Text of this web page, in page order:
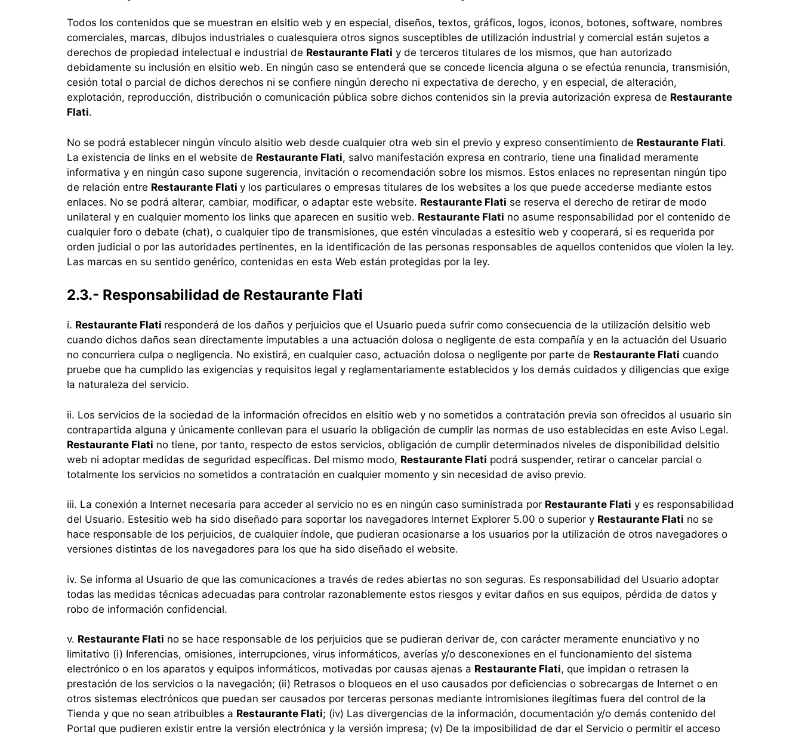
Todos los contenidos que se muestran en elsitio web y en especial, diseños, textos, gráficos, logos, iconos, botones, software, nombres
comerciales, marcas, dibujos industriales o cualesquiera otros signos susceptibles de utilización industrial y comercial están sujetos a
derechos de propiedad intelectual e industrial de Restaurante Flati y de terceros titulares de los mismos, que han autorizado
debidamente su inclusión en elsitio web. En ningún caso se entenderá que se concede licencia alguna o se efectúa renuncia, transmisión,
cesión total o parcial de dichos derechos ni se confiere ningún derecho ni expectativa de derecho, y en especial, de alteración,
explotación, reproducción, distribución o comunicación pública sobre dichos contenidos sin la previa autorización expresa de Restaurante
Flati.
No se podrá establecer ningún vínculo alsitio web desde cualquier otra web sin el previo y expreso consentimiento de Restaurante Flati.
La existencia de links en el website de Restaurante Flati, salvo manifestación expresa en contrario, tiene una finalidad meramente
informativa y en ningún caso supone sugerencia, invitación o recomendación sobre los mismos. Estos enlaces no representan ningún tipo
de relación entre Restaurante Flati y los particulares o empresas titulares de los websites a los que puede accederse mediante estos
enlaces. No se podrá alterar, cambiar, modificar, o adaptar este website. Restaurante Flati se reserva el derecho de retirar de modo
unilateral y en cualquier momento los links que aparecen en susitio web. Restaurante Flati no asume responsabilidad por el contenido de
cualquier foro o debate (chat), o cualquier tipo de transmisiones, que estén vinculadas a estesitio web y cooperará, si es requerida por
orden judicial o por las autoridades pertinentes, en la identificación de las personas responsables de aquellos contenidos que violen la ley.
Las marcas en su sentido genérico, contenidas en esta Web están protegidas por la ley.
2.3.- Responsabilidad de Restaurante Flati
i. Restaurante Flati responderá de los daños y perjuicios que el Usuario pueda sufrir como consecuencia de la utilización delsitio web
cuando dichos daños sean directamente imputables a una actuación dolosa o negligente de esta compañía y en la actuación del Usuario
no concurriera culpa o negligencia. No existirá, en cualquier caso, actuación dolosa o negligente por parte de Restaurante Flati cuando
pruebe que ha cumplido las exigencias y requisitos legal y reglamentariamente establecidos y los demás cuidados y diligencias que exige
la naturaleza del servicio.
ii. Los servicios de la sociedad de la información ofrecidos en elsitio web y no sometidos a contratación previa son ofrecidos al usuario sin
contrapartida alguna y únicamente conllevan para el usuario la obligación de cumplir las normas de uso establecidas en este Aviso Legal.
Restaurante Flati no tiene, por tanto, respecto de estos servicios, obligación de cumplir determinados niveles de disponibilidad delsitio
web ni adoptar medidas de seguridad específicas. Del mismo modo, Restaurante Flati podrá suspender, retirar o cancelar parcial o
totalmente los servicios no sometidos a contratación en cualquier momento y sin necesidad de aviso previo.
iii. La conexión a Internet necesaria para acceder al servicio no es en ningún caso suministrada por Restaurante Flati y es responsabilidad
del Usuario. Estesitio web ha sido diseñado para soportar los navegadores Internet Explorer 5.00 o superior y Restaurante Flati no se
hace responsable de los perjuicios, de cualquier índole, que pudieran ocasionarse a los usuarios por la utilización de otros navegadores o
versiones distintas de los navegadores para los que ha sido diseñado el website.
iv. Se informa al Usuario de que las comunicaciones a través de redes abiertas no son seguras. Es responsabilidad del Usuario adoptar
todas las medidas técnicas adecuadas para controlar razonablemente estos riesgos y evitar daños en sus equipos, pérdida de datos y
robo de información confidencial.
v. Restaurante Flati no se hace responsable de los perjuicios que se pudieran derivar de, con carácter meramente enunciativo y no
limitativo (i) Inferencias, omisiones, interrupciones, virus informáticos, averías y/o desconexiones en el funcionamiento del sistema
electrónico o en los aparatos y equipos informáticos, motivadas por causas ajenas a Restaurante Flati, que impidan o retrasen la
prestación de los servicios o la navegación; (ii) Retrasos o bloqueos en el uso causados por deficiencias o sobrecargas de Internet o en
otros sistemas electrónicos que puedan ser causados por terceras personas mediante intromisiones ilegítimas fuera del control de la
Tienda y que no sean atribuibles a Restaurante Flati; (iv) Las divergencias de la información, documentación y/o demás contenido del
Portal que pudieren existir entre la versión electrónica y la versión impresa; (v) De la imposibilidad de dar el Servicio o permitir el acceso